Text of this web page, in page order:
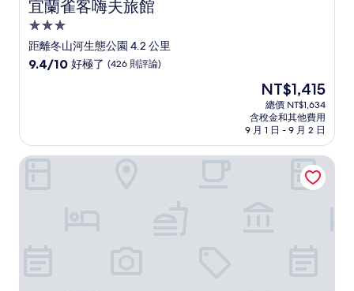
宜蘭雀客嗨夫旅館
宜蘭雀客嗨夫旅館
3.0
星
級
距離冬山河生態公園 4.2 公里
9.4
好
極
9.4/10 好極了 (426 則評論)
現
在
價
格
為
NT$1,415
NT$1,415
總價 NT$1,634
含稅金和其他費用
9 月 1 日 - 9 月 2 日
美侖大飯店 - 台北